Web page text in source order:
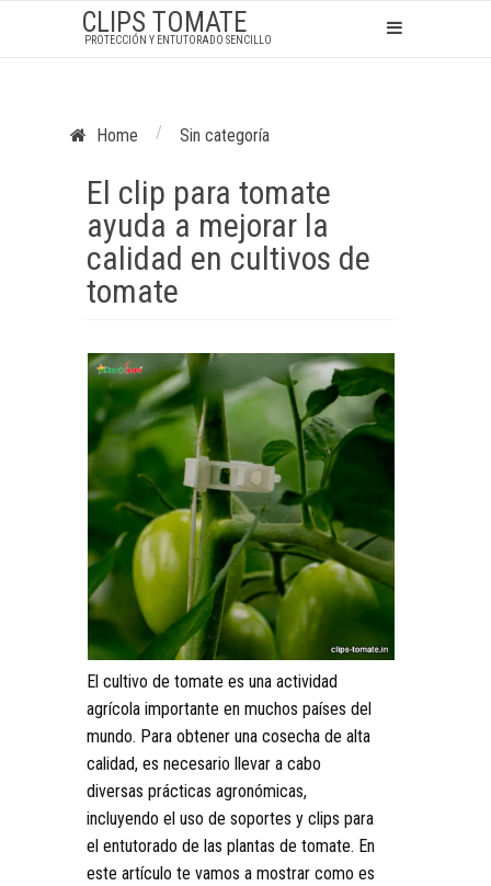
CLIPS TOMATE
PROTECCIÓN Y ENTUTORADO SENCILLO
Home / Sin categoría
El clip para tomate
ayuda a mejorar la
calidad en cultivos de
tomate
El cultivo de tomate es una actividad
agrícola importante en muchos países del
mundo. Para obtener una cosecha de alta
calidad, es necesario llevar a cabo
diversas prácticas agronómicas,
incluyendo el uso de soportes y clips para
el entutorado de las plantas de tomate. En
este artículo te vamos a mostrar como es